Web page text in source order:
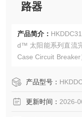
路器
产品简介：
d™ 太阳能系列直流
Case Circuit
结构，适用于
产品型号：
更新时间： 2026-